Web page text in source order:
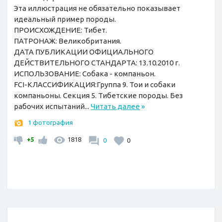
Эта иллюстрация не обязательно показывает
идеальный пример породы.
ПРОИСХОЖДЕНИЕ: Тибет.
ПАТРОНАЖ: Великобритания.
ДАТА ПУБЛИКАЦИИ ОФИЦИАЛЬНОГО
ДЕЙСТВИТЕЛЬНОГО СТАНДАРТА: 13.10.2010 г.
ИСПОЛЬЗОВАНИЕ: Собака - компаньон.
FCI-КЛАССИФИКАЦИЯ:Группа 9. Тои и собаки
компаньоны. Секция 5. Тибетские породы. Без
рабочих испытаний... Читать далее»
1 фотография
+5 1818 0 0